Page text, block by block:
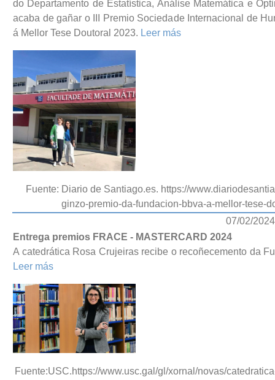
do Departamento de Estatística, Análise Matemática e
acaba de gañar o III Premio Sociedade Internacional de
á Mellor Tese Doutoral 2023. Leer más
Fuente: Diario de Santiago.es. https://
ginzo-premio-da-fundacion-bbva-a-mellor-tese-
07/02/2024
Entrega premios FRACE - MASTERCARD 2024
A catedrática Rosa Crujeiras recibe o recoñecemento da
Leer más
Fuente:USC.https://www.usc.gal/gl/xornal/novas/